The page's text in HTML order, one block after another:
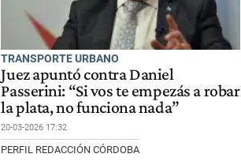
TRANSPORTE URBANO
Juez apuntó contra Daniel
Passerini: “Si vos te empezás a robar
la plata, no funciona nada”
20-03-2026 17:32
PERFIL REDACCIÓN CÓRDOBA